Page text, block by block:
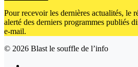
Pour recevoir les dernières actualités, le
alerté des derniers programmes publiés
e-mail.
© 2026 Blast le souffle de l’info